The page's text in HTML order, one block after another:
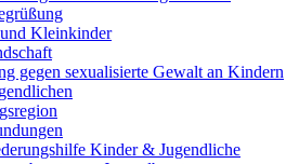
Kleinkinder
gegen sexualisierte Gewalt an Kindern
Kinder & Jugendliche